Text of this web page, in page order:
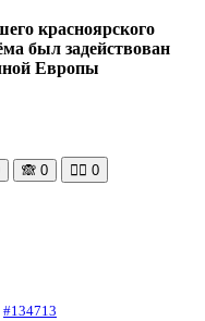
красноярского
был задействован
Европы
🙈 0 🧘‍♀️ 0
#134713